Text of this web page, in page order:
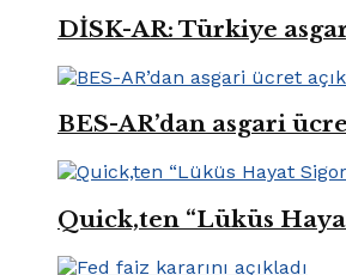
DİSK-AR: Türkiye
BES-AR’dan asgari
Quick,ten “Lüküs